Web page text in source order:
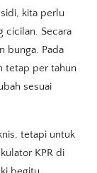
kita perlu
cicilan. Secara
bunga. Pada
tetap per tahun
sesuai
tetapi untuk
KPR di